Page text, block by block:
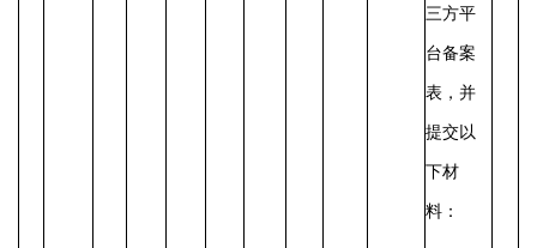
三方平
台备案
表，并
提交以
下材
料：